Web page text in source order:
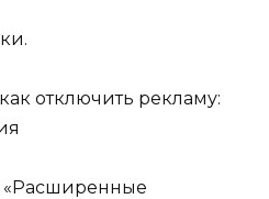
«Расширенные